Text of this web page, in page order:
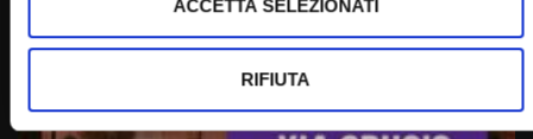
ACCETTA SELEZIONATI
RIFIUTA